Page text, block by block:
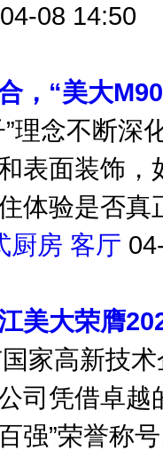
04-08 14:50
，“美大
理念不断
表面装饰
体验是否真
厨房 客厅
美大荣膺
家高新技
司凭借卓
强”荣誉称